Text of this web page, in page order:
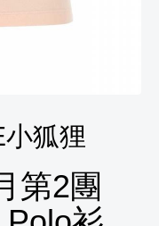
狐狸
第2團